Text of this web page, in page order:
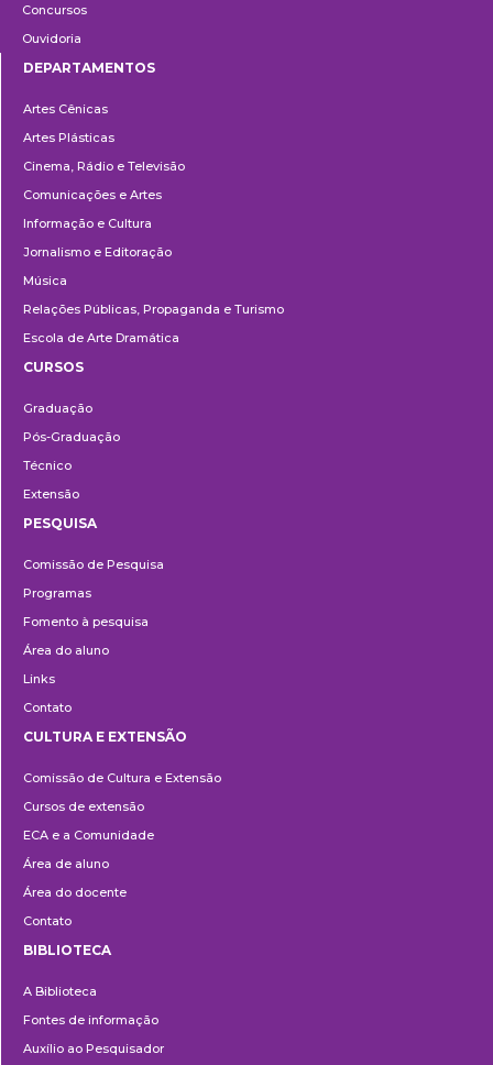
Concursos
Ouvidoria
DEPARTAMENTOS
Artes Cênicas
Artes Plásticas
Cinema, Rádio e Televisão
Comunicações e Artes
Informação e Cultura
Jornalismo e Editoração
Música
Relações Públicas, Propaganda e Turismo
Escola de Arte Dramática
CURSOS
Graduação
Pós-Graduação
Técnico
Extensão
PESQUISA
Comissão de Pesquisa
Programas
Fomento à pesquisa
Área do aluno
Links
Contato
e
Extensão
CULTURA E EXTENSÃO
Comissão de Cultura e Extensão
Cursos de extensão
ECA e a Comunidade
Área de aluno
Área do docente
Contato
BIBLIOTECA
A Biblioteca
Fontes de informação
Auxílio ao Pesquisador